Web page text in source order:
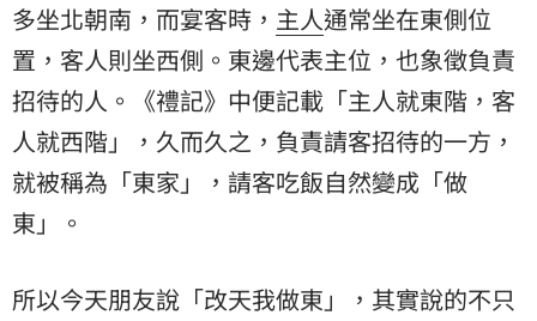
多坐北朝南，而宴客時， 主人通常坐在東側位
置，客人則坐西側。東邊代表主位，也象徵負責
招待的人。《禮記》中便記載「主人就東階，客
人就西階」，久而久之，負責請客招待的一方，
就被稱為「東家」，請客吃飯自然變成「做
東」。
所以今天朋友說「改天我做東」，其實說的不只